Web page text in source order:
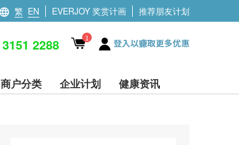
繁 EN EVERJOY 奖赏计画 推荐朋友计划
3151 2288 1 登入以赚取更多优惠
商户分类 企业计划 健康资讯